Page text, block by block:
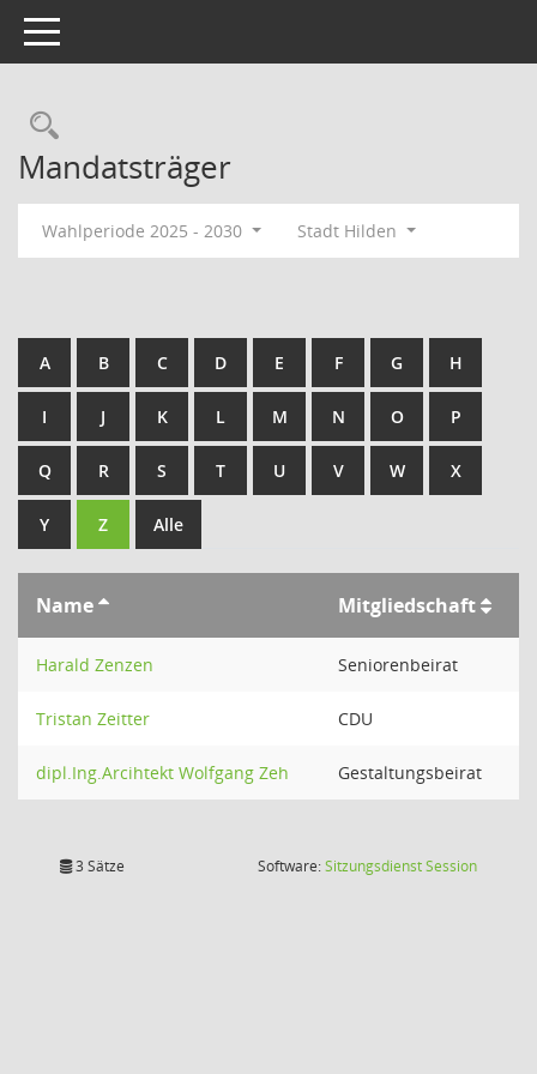
Toggle navigation
Rechercheauswahl
Mandatsträger
Wahlperiode 2025 - 2030 Stadt Hilden
A B C D E F G H
I J K L M N O P
Q R S T U V W X
Y Z Alle
Name Mitgliedschaft
Harald Zenzen Seniorenbeirat
Tristan Zeitter CDU
dipl.Ing.Arcihtekt Wolfgang Zeh Gestaltungsbeirat
3 Sätze Software:SitzungsdienstSession(Wird in